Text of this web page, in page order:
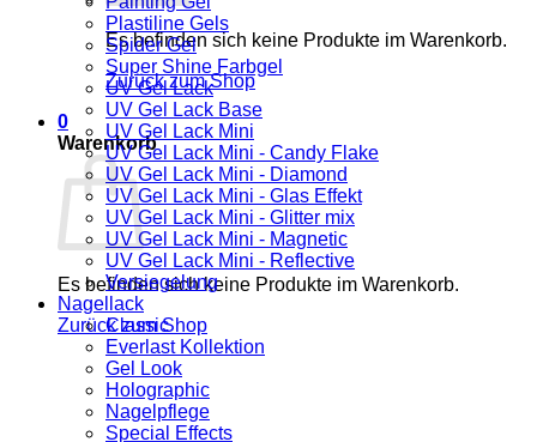
Es befinden sich keine Produkte im Warenkorb.
Zurück zum Shop
0
Warenkorb
Es befinden sich keine Produkte im Warenkorb.
Zurück zum Shop
Plastiline Gels
Spider Gel
Super Shine Farbgel
UV Gel Lack
UV Gel Lack Base
UV Gel Lack Mini
UV Gel Lack Mini - Candy Flake
UV Gel Lack Mini - Diamond
UV Gel Lack Mini - Glas Effekt
UV Gel Lack Mini - Glitter mix
UV Gel Lack Mini - Magnetic
UV Gel Lack Mini - Reflective
Versiegelung
Nagellack
Classic
Everlast Kollektion
Gel Look
Holographic
Nagelpflege
Special Effects